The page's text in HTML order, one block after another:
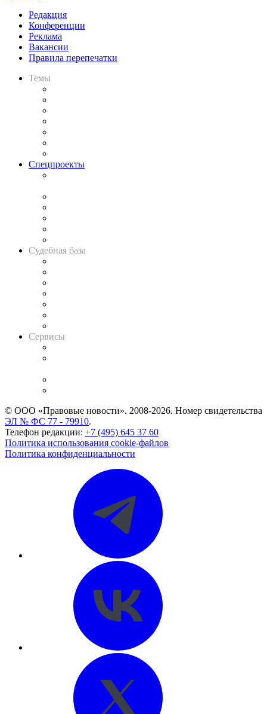
Редакция
Конференции
Реклама
Вакансии
Правила перепечатки
Темы
Спецпроекты
Судебная база
Сервисы
© ООО «Правовые новости». 2008-2026. Номер свидетельства
ЭЛ № ФС 77 - 79910.
Телефон редакции: +7 (495) 645 37 60
Политика использования cookie-файлов
Политика конфиденциальности